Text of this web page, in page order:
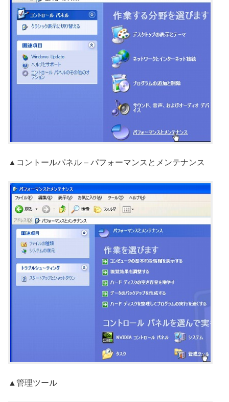
▲コントールパネル – パフォーマンスとメンテナンス
▲管理ツール